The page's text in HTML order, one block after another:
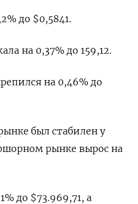
до $0,5841.
на ​0,37% до 159,12.
на 0,46% до
был стабилен у
рынке вырос на
до $73.969,71, а